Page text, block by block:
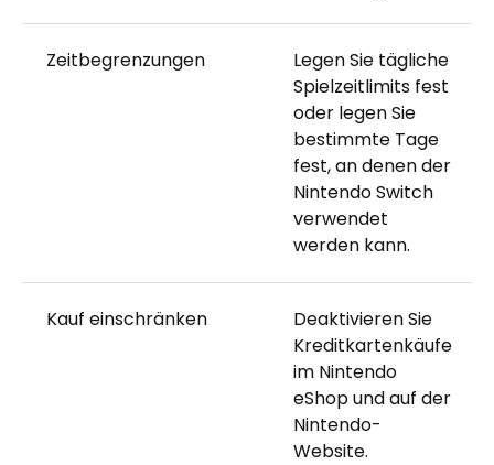
Zeitbegrenzungen
Legen Sie tägliche
Spielzeitlimits fest
oder legen Sie
bestimmte Tage
fest, an denen der
Nintendo Switch
verwendet
werden kann.
Kauf einschränken
Deaktivieren Sie
Kreditkartenkäufe
im Nintendo
eShop und auf der
Nintendo-
Website.